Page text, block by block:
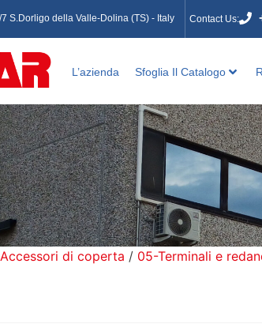
S.Dorligo della Valle-Dolina (TS) - Italy Contact Us:
L’azienda Sfoglia Il Catalogo
Accessori di coperta / 05-Terminali e